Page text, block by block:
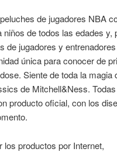
de jugadores NBA
de todos las edades y,
de jugadores y entrenadores
única para conocer de
Siente de toda la magia
de Mitchell&Ness.
producto oficial, con los
productos por Internet,